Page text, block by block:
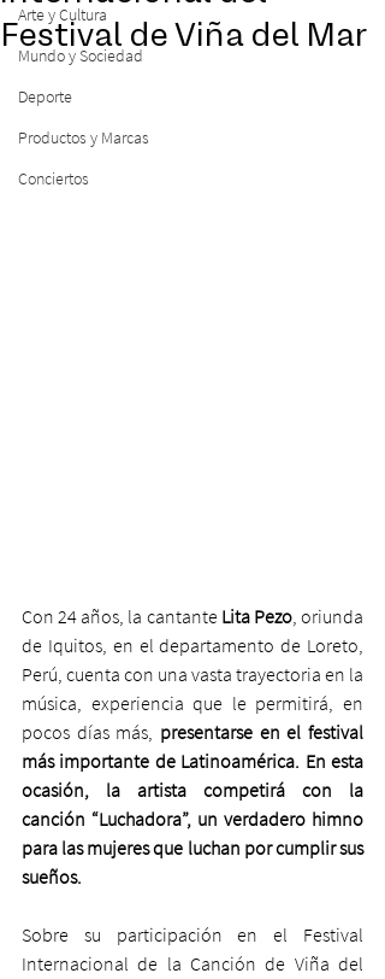
Arte y Cultura
Mundo y Sociedad
Deporte
Productos y Marcas
Conciertos
Festival de Viña del Mar
Con 24 años, la cantante Lita Pezo, oriunda
de Iquitos, en el departamento de Loreto,
Perú, cuenta con una vasta trayectoria en la
música, experiencia que le permitirá, en
pocos días más, presentarse en el festival
más importante de Latinoamérica. En esta
ocasión, la artista competirá con la
canción “Luchadora”, un verdadero himno
para las mujeres que luchan por cumplir sus
sueños.
Sobre su participación en el Festival
Internacional de la Canción de Viña del